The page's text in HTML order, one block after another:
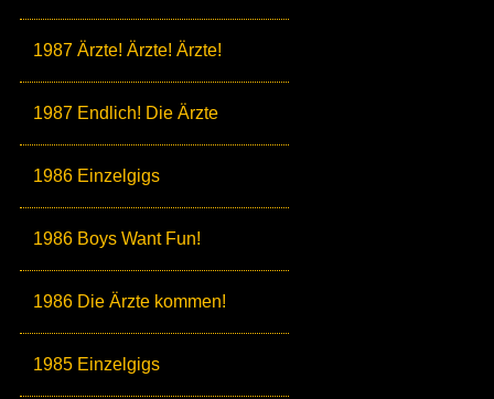
1987 Ärzte! Ärzte! Ärzte!
1987 Endlich! Die Ärzte
1986 Einzelgigs
1986 Boys Want Fun!
1986 Die Ärzte kommen!
1985 Einzelgigs